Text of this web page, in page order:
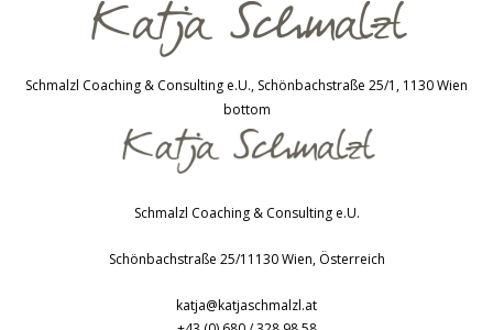
Schmalzl Coaching & Consulting e.U., Schönbachstraße 25/1, 1130 Wien
bottom
Schmalzl Coaching & Consulting e.U.
Schönbachstraße 25/1 1130 Wien, Österreich
katja@katjaschmalzl.at